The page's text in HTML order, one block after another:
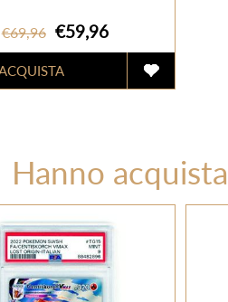
€69,96 €59,96
Hanno